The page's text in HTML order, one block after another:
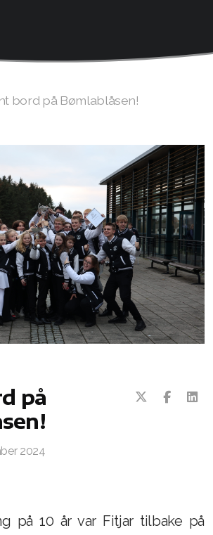
bord på Bømlablåsen!
på
2024
på 10 år var Fitjar tilbake på